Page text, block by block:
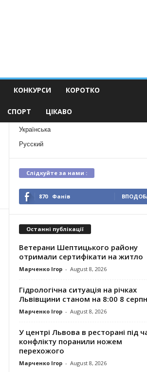
КОНКУРСИ КОРОТКО
СПОРТ ЦІКАВО
Українська
Русский
Слідкуйте за нами :
870 Фанів
Останні публікації
Ветерани Шептицького району
отримали сертифікати на житло
Марченко Ігор - August 8, 2026
Гідрологічна ситуація на річках
Львівщини станом на 8:00 8
Марченко Ігор - August 8, 2026
У центрі Львова в ресторані під
конфлікту поранили ножем
перехожого
Марченко Ігор - August 8, 2026